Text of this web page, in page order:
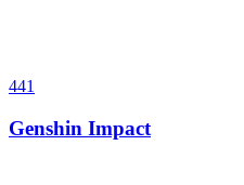
441
Genshin Impact